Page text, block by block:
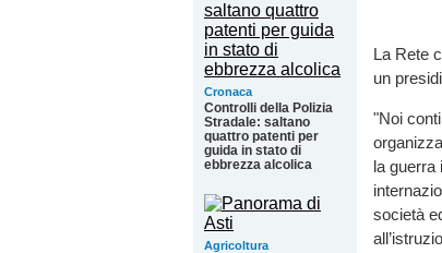
Cronaca
Controlli della Polizia
Stradale: saltano
quattro patenti per
guida in stato di
ebbrezza alcolica
Agricoltura
La Rete
un
"Noi
la guerra
società